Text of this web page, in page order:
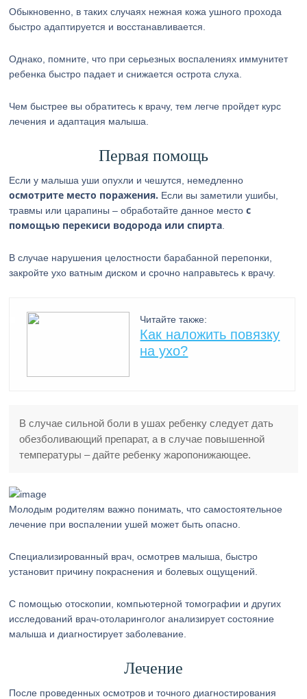
Обыкновенно, в таких случаях нежная кожа ушного прохода
быстро адаптируется и восстанавливается.
Однако, помните, что при серьезных воспалениях иммунитет
ребенка быстро падает и снижается острота слуха.
Чем быстрее вы обратитесь к врачу, тем легче пройдет курс
лечения и адаптация малыша.
Первая помощь
Если у малыша уши опухли и чешутся, немедленно
осмотрите место поражения. Если вы заметили ушибы,
травмы или царапины – обработайте данное местос
помощью перекиси водорода или спирта
В случае нарушения целостности барабанной перепонки,
закройте ухо ватным диском и срочно направьтесь к врачу.
Читайте также:
Как наложить повязку
на ухо?
В случае сильной боли в ушах ребенку следует дать
обезболивающий препарат, а в случае повышенной
температуры – дайте ребенку жаропонижающее.
Молодым родителям важно понимать, что самостоятельное
лечение при воспалении ушей может быть опасно.
Специализированный врач, осмотрев малыша, быстро
установит причину покраснения и болевых ощущений.
С помощью отоскопии, компьютерной томографии и других
исследований врач-отоларинголог анализирует состояние
малыша и диагностирует заболевание.
Лечение
После проведенных осмотров и точного диагностирования